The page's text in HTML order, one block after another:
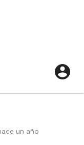
un año